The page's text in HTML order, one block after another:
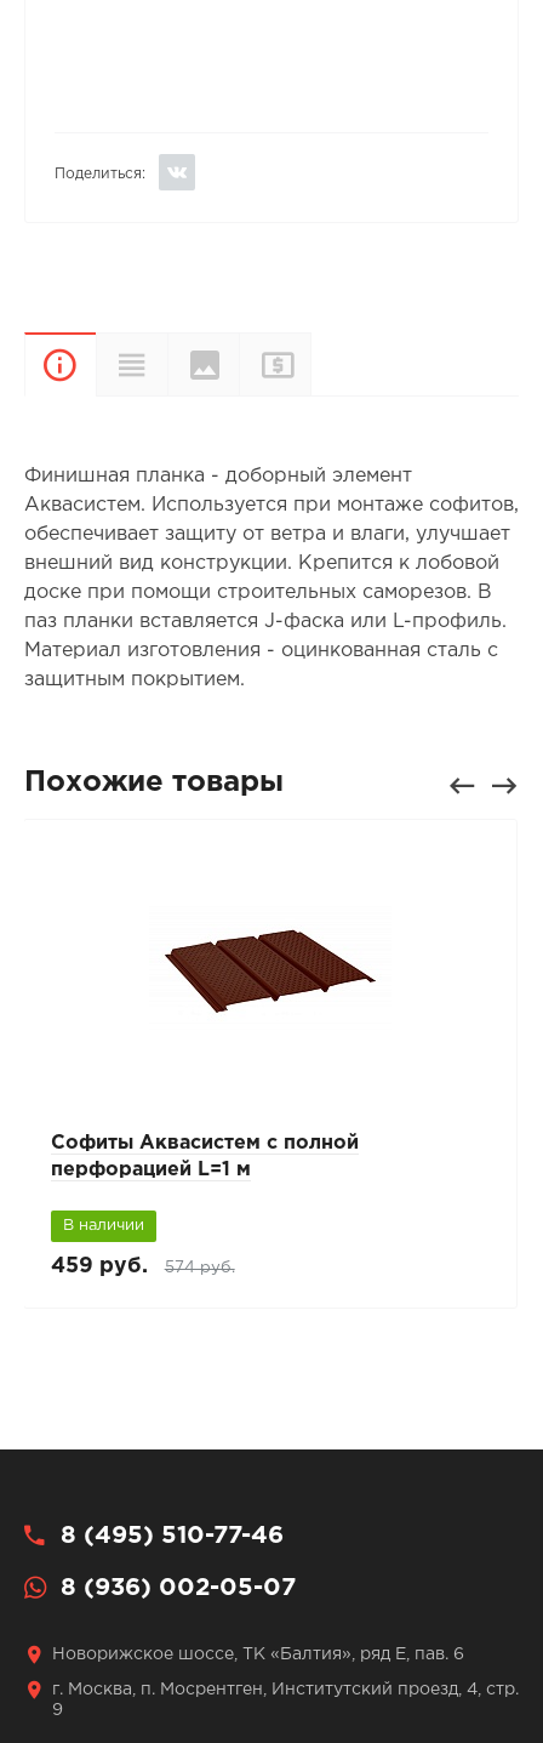
Поделиться:
ОписаниеХарактеристики
Цвета и
покрытия
Финишная планка - доборный элемент
Аквасистем. Используется при монтаже софитов,
обеспечивает защиту от ветра и влаги, улучшает
внешний вид конструкции. Крепится к лобовой
доске при помощи строительных саморезов. В
паз планки вставляется J-фаска или L-профиль.
Материал изготовления - оцинкованная сталь с
защитным покрытием.
Похожие товары
Софиты Аквасистем с полной
перфорацией L=1 м
В наличии
459 руб. 574 руб.
8 (495) 510-77-46
8 (936) 002-05-07
Новорижское шоссе, ТК «Балтия», ряд Е, пав. 6
г. Москва, п. Мосрентген, Институтский проезд, 4, стр.
9